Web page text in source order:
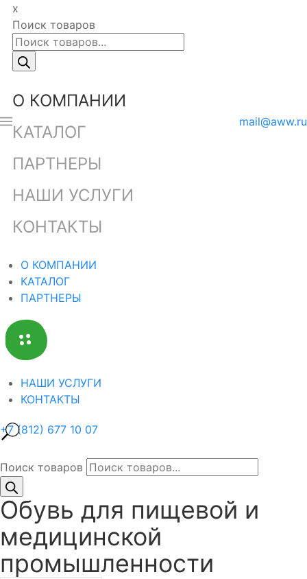
x
Поиск товаров
О КОМПАНИИ
КАТАЛОГ
ПАРТНЕРЫ
НАШИ УСЛУГИ
КОНТАКТЫ
mail@aww.ru
О КОМПАНИИ
КАТАЛОГ
ПАРТНЕРЫ
НАШИ УСЛУГИ
КОНТАКТЫ
+7 (812) 677 10 07
Поиск товаров
Обувь для пищевой и
медицинской
промышленности